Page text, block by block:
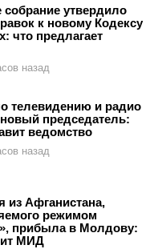
собрание утвердило
к новому Кодексу
что предлагает
назад
телевидению и радио
председатель:
ведомство
назад
из Афганистана,
режимом
прибыла в Молдову:
МИД